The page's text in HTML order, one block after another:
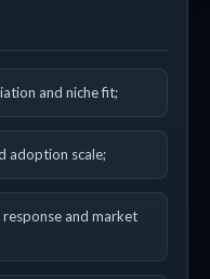
and niche fit;
adoption scale;
response and market